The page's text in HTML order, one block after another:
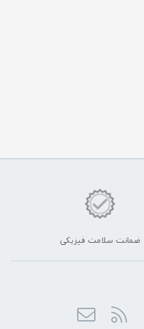
ضمانت سلامت فیزیکی